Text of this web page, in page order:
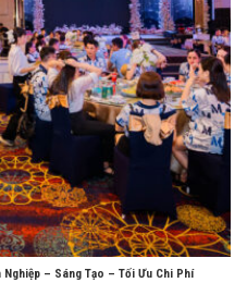
Nghiệp – Sáng Tạo – Tối Ưu Chi Phí